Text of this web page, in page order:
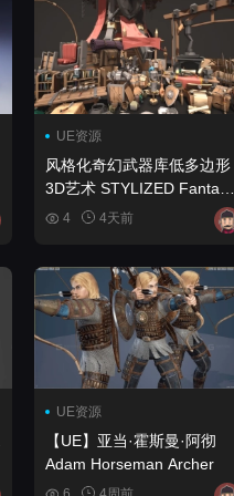
UE资源
风格化奇幻武器库低多边形
3D艺术 STYLIZED Fantasy
Armory - Low Poly 3D Art
4 4天前
UE资源
【UE】亚当·霍斯曼·阿彻
Adam Horseman Archer